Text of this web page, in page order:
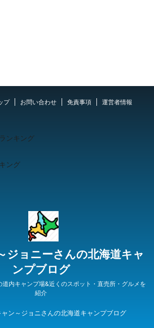
プ お問い合わせ 免責事項 運営者情報
ンキング
ング
ジョニーさんの北海道キャ
ンプブログ
道内キャンプ場&近くのスポット・直売所・グルメを
紹介
ン～ジョニさんの北海道キャンプブログ